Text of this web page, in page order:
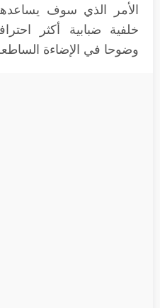
الأمر الذي سوف
خلفية ضبابية أكثر
وضوحا في الإضاءة